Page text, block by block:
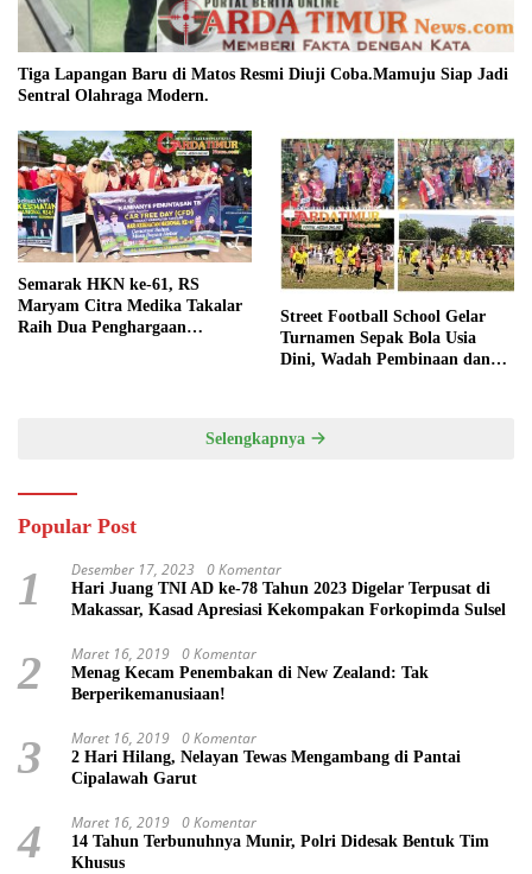
Tiga Lapangan Baru di Matos Resmi Diuji Coba.Mamuju Siap Jadi
Sentral Olahraga Modern.
Semarak HKN ke-61, RS
Maryam Citra Medika Takalar
Raih Dua Penghargaan
Street Football School Gelar
Turnamen Sepak Bola Usia
Dini, Wadah Pembinaan dan
Selengkapnya
Popular Post
1 Desember 17, 2023 0 Komentar
Hari Juang TNI AD ke-78 Tahun 2023 Digelar Terpusat di
Makassar, Kasad Apresiasi Kekompakan Forkopimda Sulsel
2 Maret 16, 2019 0 Komentar
Menag Kecam Penembakan di New Zealand: Tak
Berperikemanusiaan!
3 Maret 16, 2019 0 Komentar
2 Hari Hilang, Nelayan Tewas Mengambang di Pantai
Cipalawah Garut
4 Maret 16, 2019 0 Komentar
14 Tahun Terbunuhnya Munir, Polri Didesak Bentuk Tim
Khusus